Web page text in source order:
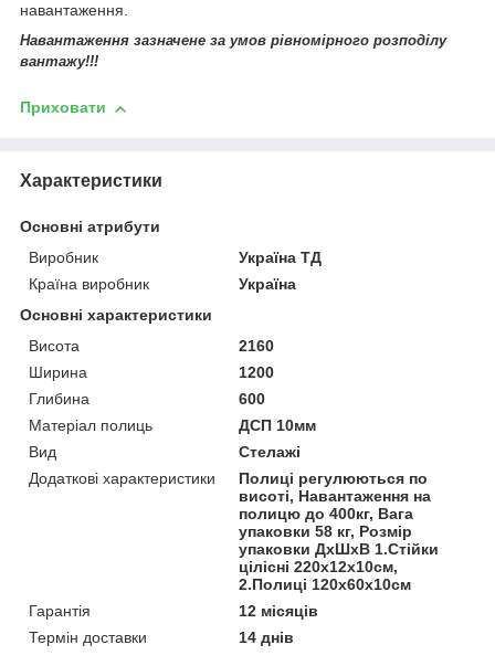
навантаження.
Навантаження зазначене за умов рівномірного розподілу
вантажу!!!
Приховати
Характеристики
Основні атрибути
Виробник
Україна ТД
Країна виробник
Україна
Основні характеристики
Висота
2160
Ширина
1200
Глибина
600
Матеріал полиць
ДСП 10мм
Вид
Стелажі
Додаткові характеристики
Полиці регулюються по
висоті, Навантаження на
полицю до 400кг, Вага
упаковки 58 кг, Розмір
упаковки ДхШхВ 1.Стійки
цілісні 220х12х10см,
2.Полиці 120х60х10см
Гарантія
12 місяців
Термін доставки
14 днів